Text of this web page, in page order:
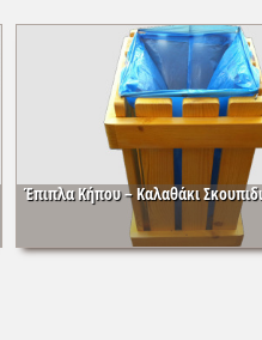
Έπιπλα Κήπου – Καλαθάκι